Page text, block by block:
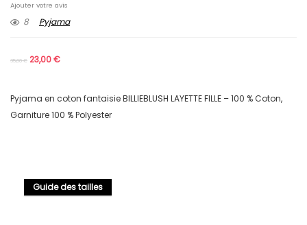
Ajouter votre avis
8 Pyjama
35,00€ 23,00€
Pyjama en coton fantaisie BILLIEBLUSH LAYETTE FILLE – 100 % Coton,
Garniture 100 % Polyester
Guide des tailles